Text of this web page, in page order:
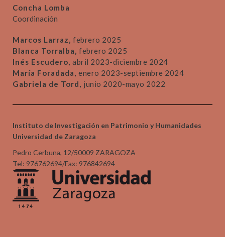
Concha Lomba
Coordinación
Marcos Larraz, febrero 2025
Blanca Torralba, febrero 2025
Inés Escudero, abril 2023-diciembre 2024
María Foradada, enero 2023-septiembre 2024
Gabriela de Tord, junio 2020-mayo 2022
Instituto de Investigación en Patrimonio y Humanidades
Universidad de Zaragoza
Pedro Cerbuna, 12/50009 ZARAGOZA
Tel: 976762694/Fax: 976842694